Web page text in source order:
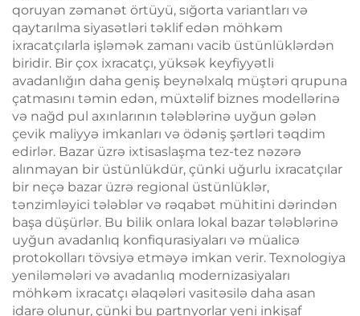
qoruyan zəmanət örtüyü, sığorta variantları və
qaytarılma siyasətləri təklif edən möhkəm
ixracatçılarla işləmək zamanı vacib üstünlüklərdən
biridir. Bir çox ixracatçı, yüksək keyfiyyətli
avadanlığın daha geniş beynəlxalq müştəri qrupuna
çatmasını təmin edən, müxtəlif biznes modellərinə
və nağd pul axınlarının tələblərinə uyğun gələn
çevik maliyyə imkanları və ödəniş şərtləri təqdim
edirlər. Bazar üzrə ixtisaslaşma tez-tez nəzərə
alınmayan bir üstünlükdür, çünki uğurlu ixracatçılar
bir neçə bazar üzrə regional üstünlüklər,
tənzimləyici tələblər və rəqabət mühitini dərindən
başa düşürlər. Bu bilik onlara lokal bazar tələblərinə
uyğun avadanlıq konfiqurasiyaları və müalicə
protokolları tövsiyə etməyə imkan verir. Texnologiya
yeniləmələri və avadanlıq modernizasiyaları
möhkəm ixracatçı əlaqələri vasitəsilə daha asan
idarə olunur, çünki bu partnyorlar yeni inkişaf